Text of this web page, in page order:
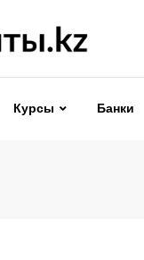
Курсы Банки